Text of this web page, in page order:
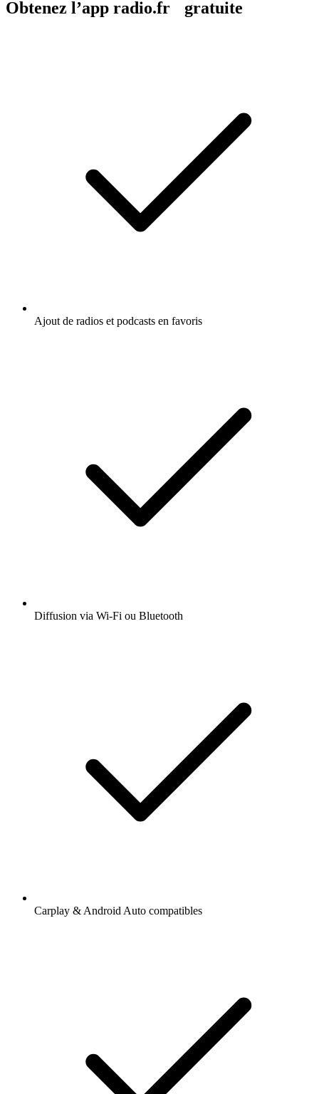
Obtenez l’app radio.fr gratuite
Ajout de radios et podcasts en favoris
Diffusion via Wi-Fi ou Bluetooth
Carplay & Android Auto compatibles